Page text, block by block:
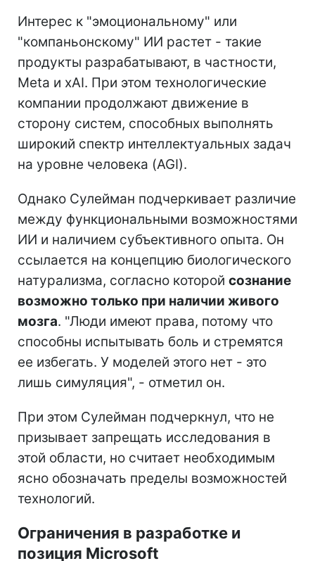
Интерес к "эмоциональному" или
"компаньонскому" ИИ растет - такие
продукты разрабатывают, в частности,
Meta и xAI. При этом технологические
компании продолжают движение в
сторону систем, способных выполнять
широкий спектр интеллектуальных задач
на уровне человека (AGI).
Однако Сулейман подчеркивает различие
между функциональными возможностями
ИИ и наличием субъективного опыта. Он
ссылается на концепцию биологического
натурализма, согласно которой сознание
возможно только при наличии живого
мозга. "Люди имеют права, потому что
способны испытывать боль и стремятся
ее избегать. У моделей этого нет - это
лишь симуляция", - отметил он.
При этом Сулейман подчеркнул, что не
призывает запрещать исследования в
этой области, но считает необходимым
ясно обозначать пределы возможностей
технологий.
Ограничения в разработке и
позиция Microsoft